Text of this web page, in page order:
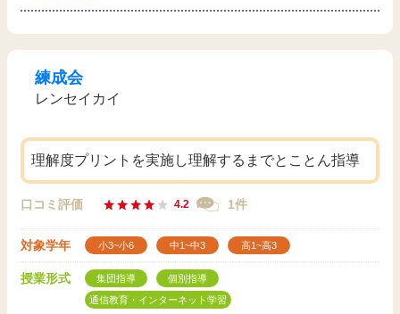
練成会
レンセイカイ
理解度プリントを実施し理解するまでとことん指導
口コミ評価 4.2 1件
対象学年 小3~小6 中1~中3 高1~高3
授業形式 集団指導
個別指導
通信教育・インターネット学習